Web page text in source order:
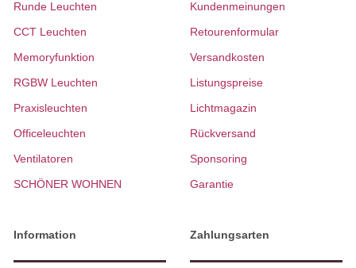
Runde Leuchten
CCT Leuchten
Memoryfunktion
RGBW Leuchten
Praxisleuchten
Officeleuchten
Ventilatoren
SCHÖNER WOHNEN
Kundenmeinungen
Retourenformular
Versandkosten
Listungspreise
Lichtmagazin
Rückversand
Sponsoring
Garantie
Information Zahlungsarten